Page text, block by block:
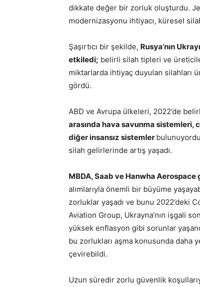
dikkate değer bir zorluk oluşturdu.
modernizasyonu ihtiyacı, küresel
Şaşırtıcı bir şekilde, Rusya’nın
etkiledi; belirli silah tipleri ve
miktarlarda ihtiyaç duyulan silahları
gördü.
ABD ve Avrupa ülkeleri, 2022’de
arasında hava savunma sistemleri,
diğer insansız sistemler
silah gelirlerinde artış yaşadı.
MBDA, Saab ve Hanwha
alımlarıyla önemli bir büyüme
zorluklar yaşadı ve bunu 2022’deki
Aviation Group, Ukrayna’nın işgali
yüksek enflasyon gibi sorunlar
bu zorlukları aşma konusunda daha
çevirebildi.
Uzun süredir zorlu güvenlik